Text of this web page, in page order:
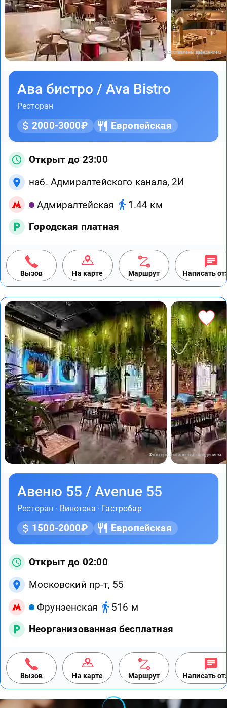
Фото предоставлены заведением
Ава бистро / Ava Bistro
Ресторан
2000-3000₽ Европейская
Открыт до 23:00
наб. Адмиралтейского канала, 2И
Адмиралтейская
1.44 км
Городская платная
Вызов На карте Маршрут Написать
Фото предоставлены заведением
Авеню 55 / Avenue 55
Ресторан · Винотека · Гастробар
1500-2000₽ Европейская
Открыт до 02:00
Московский пр-т, 55
Фрунзенская
516 м
Неорганизованная бесплатная
Вызов На карте Маршрут Написать